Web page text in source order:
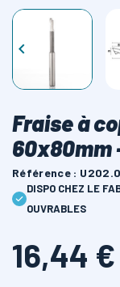

Fraise à
60x80mm
Référence :
DISPO CHEZ LE
OUVRABLES
16,44 €